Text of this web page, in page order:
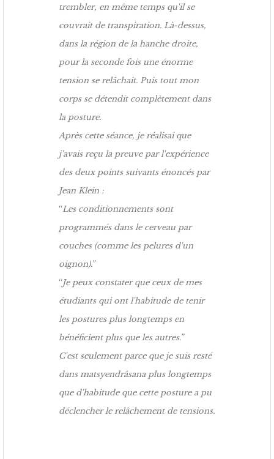
trembler, en même temps qu'il se
couvrait de transpiration. Là-dessus,
dans la région de la hanche droite,
pour la seconde fois une énorme
tension se relâchait. Puis tout mon
corps se détendit complètement dans
la posture.
Après cette séance, je réalisai que
j'avais reçu la preuve par l'expérience
des deux points suivants énoncés par
Jean Klein :
“Les conditionnements sont
programmés dans le cerveau par
couches (comme les pelures d'un
oignon).”
“Je peux constater que ceux de mes
étudiants qui ont l'habitude de tenir
les postures plus longtemps en
bénéficient plus que les autres.”
C'est seulement parce que je suis resté
dans matsyendrâsana plus longtemps
que d'habitude que cette posture a pu
déclencher le relâchement de tensions.